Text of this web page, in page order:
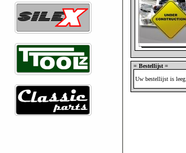
= Bestellijst =
Uw bestellijst is leeg.